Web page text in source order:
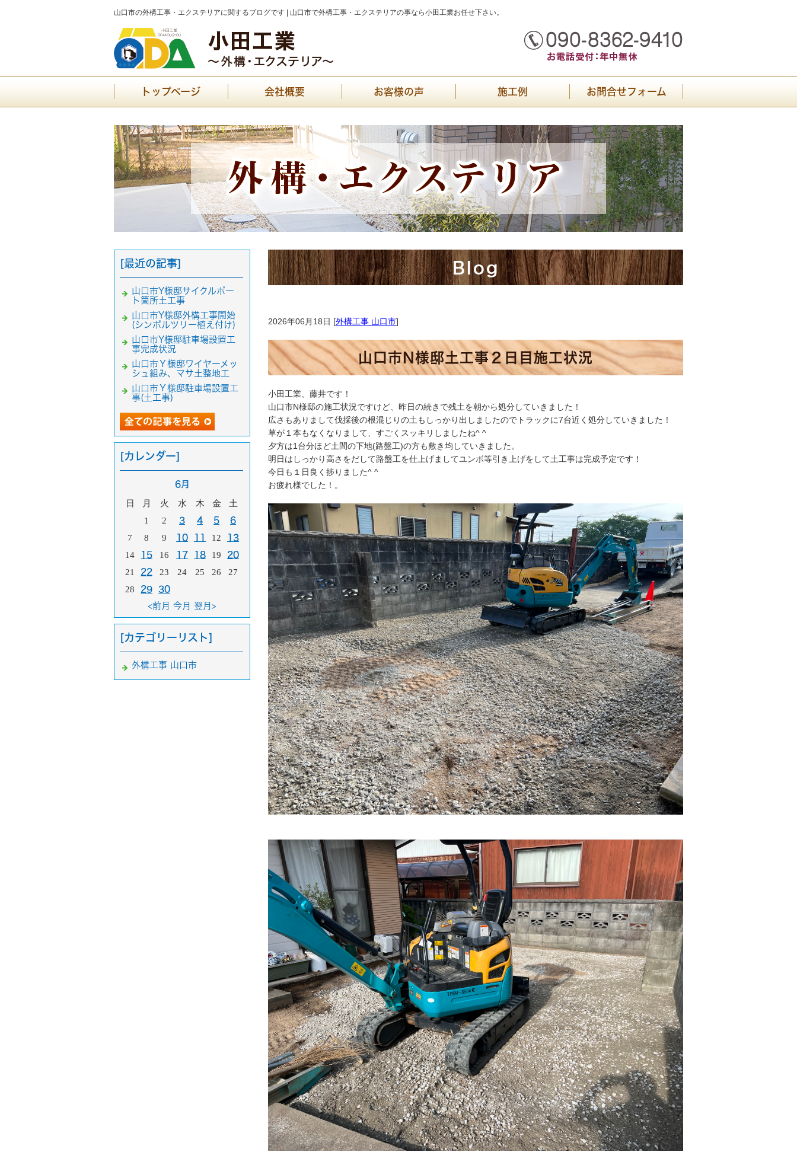
山口市の外構工事・エクステリアに関するブログです | 山口市で外構工事・エクステリアの事なら小田工業お任せ下さい。
トップページ 会社概要 お客様の声 施工例 お問合せフォーム
Blog
2026年06月18日 [外構工事 山口市]
山口市N様邸土工事２日目施工状況
小田工業、藤井です！
山口市N様邸の施工状況ですけど、昨日の続きで残土を朝から処分していきました！
広さもありまして伐採後の根混じりの土もしっかり出しましたのでトラックに7台近く処分していきました！
草が１本もなくなりまして、すごくスッキリしましたね^ ^
夕方は1台分ほど土間の下地(路盤工)の方も敷き均していきました。
明日はしっかり高さをだして路盤工を仕上げましてユンボ等引き上げをして土工事は完成予定です！
今日も１日良く捗りました^ ^
お疲れ様でした！。
[最近の記事]
山口市Y様邸サイクルポー
ト箇所土工事
山口市Y様邸外構工事開始
(シンボルツリー植え付け)
山口市Y様邸駐車場設置工
事完成状況
山口市Ｙ様邸ワイヤーメッ
シュ組み、マサ土整地工
山口市Ｙ様邸駐車場設置工
事(土工事)
[カレンダー]
6月
日 月 火 水 木 金
土
1
2 3 4 5 6
7 8 9 10 11 12 13
14 15 16 17 18 19 20
21 22 23 24 25 26
27
28
29
30
<前月 今月 翌月>
[カテゴリーリスト]
外構工事 山口市